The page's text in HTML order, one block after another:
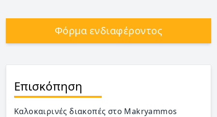
Φόρμα ενδιαφέροντος
Επισκόπηση
Καλοκαιρινές διακοπές στο Makryammos